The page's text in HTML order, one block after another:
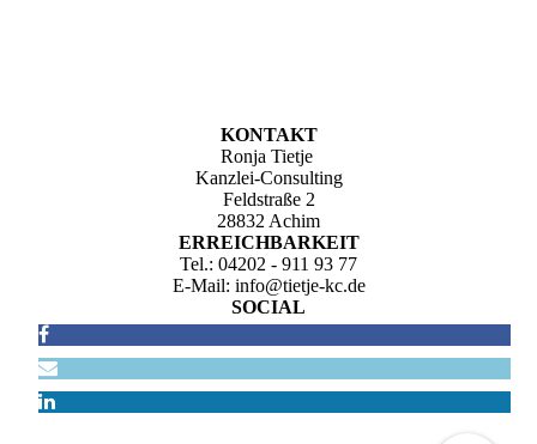
KONTAKT
Ronja Tietje
Kanzlei-Consulting
Feldstraße 2
28832 Achim
ERREICHBARKEIT
Tel.: 04202 - 911 93 77
E-Mail: info@tietje-kc.de
SOCIAL